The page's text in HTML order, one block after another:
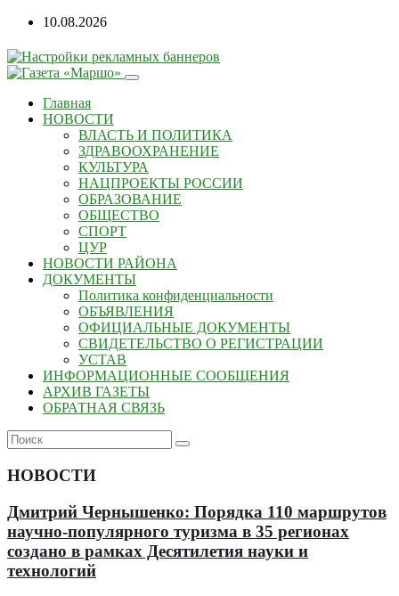
10.08.2026
Главная
НОВОСТИ
ВЛАСТЬ И ПОЛИТИКА
ЗДРАВООХРАНЕНИЕ
КУЛЬТУРА
НАЦПРОЕКТЫ РОССИИ
ОБРАЗОВАНИЕ
ОБЩЕСТВО
СПОРТ
ЦУР
НОВОСТИ РАЙОНА
ДОКУМЕНТЫ
Политика конфиденциальности
ОБЪЯВЛЕНИЯ
ОФИЦИАЛЬНЫЕ ДОКУМЕНТЫ
СВИДЕТЕЛЬСТВО О РЕГИСТРАЦИИ
УСТАВ
ИНФОРМАЦИОННЫЕ СООБЩЕНИЯ
АРХИВ ГАЗЕТЫ
ОБРАТНАЯ СВЯЗЬ
НОВОСТИ
Дмитрий Чернышенко: Порядка 110 маршрутов
научно-популярного туризма в 35 регионах
создано в рамках Десятилетия науки и
технологий